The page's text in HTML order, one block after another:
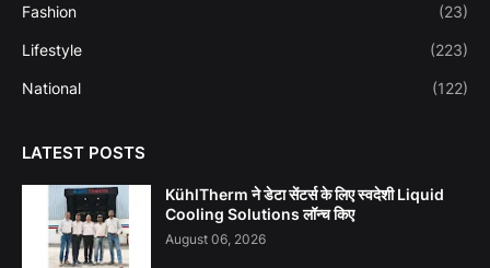
Fashion (23)
Lifestyle (223)
National (122)
LATEST POSTS
KühlTherm ने डेटा सेंटर्स के लिए स्वदेशी Liquid
Cooling Solutions लॉन्च किए
August 06, 2026